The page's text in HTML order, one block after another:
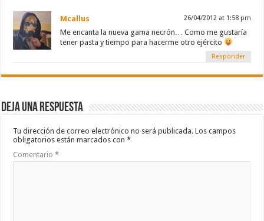
Mcallus 26/04/2012 at 1:58 pm
Me encanta la nueva gama necrón… Como me gustaría
tener pasta y tiempo para hacerme otro ejército
Responder
Deja una respuesta
Tu dirección de correo electrónico no será publicada. Los campos
obligatorios están marcados con*
Comentario*